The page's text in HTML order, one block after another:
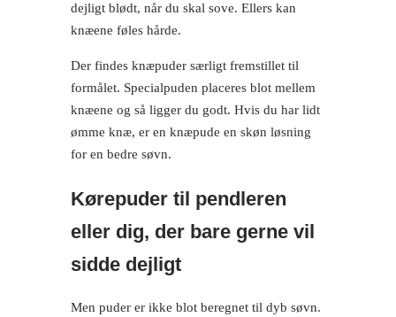
dejligt blødt, når du skal sove. Ellers kan
knæene føles hårde.
Der findes knæpuder særligt fremstillet til
formålet. Specialpuden placeres blot mellem
knæene og så ligger du godt. Hvis du har lidt
ømme knæ, er en knæpude en skøn løsning
for en bedre søvn.
Kørepuder til pendleren
eller dig, der bare gerne vil
sidde dejligt
Men puder er ikke blot beregnet til dyb søvn.